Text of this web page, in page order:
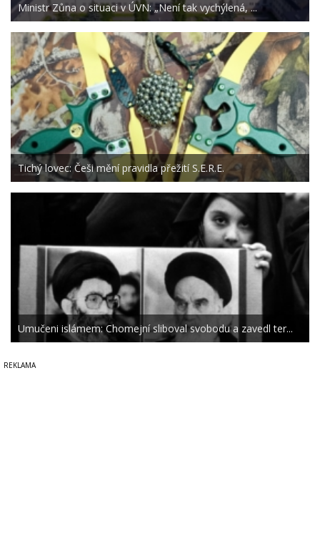
Ministr Zůna o situaci v ÚVN: „Není tak vychýlená, ...
Tichý lovec: Češi mění pravidla přežití S.E.R.E.
Umučeni islámem: Chomejní sliboval svobodu a zavedl ter...